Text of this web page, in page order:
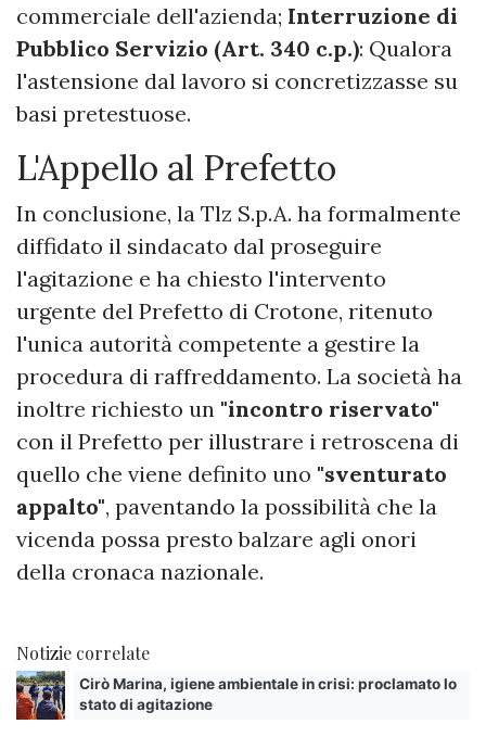
commerciale dell'azienda; Interruzione di
Pubblico Servizio (Art. 340 c.p.): Qualora
l'astensione dal lavoro si concretizzasse su
basi pretestuose.
L'Appello al Prefetto
In conclusione, la Tlz S.p.A. ha formalmente
diffidato il sindacato dal proseguire
l'agitazione e ha chiesto l'intervento
urgente del Prefetto di Crotone, ritenuto
l'unica autorità competente a gestire la
procedura di raffreddamento. La società ha
inoltre richiesto un "incontro riservato"
con il Prefetto per illustrare i retroscena di
quello che viene definito uno "sventurato
appalto", paventando la possibilità che la
vicenda possa presto balzare agli onori
della cronaca nazionale.
Notizie correlate
Cirò Marina, igiene ambientale in crisi: proclamato lo
stato di agitazione